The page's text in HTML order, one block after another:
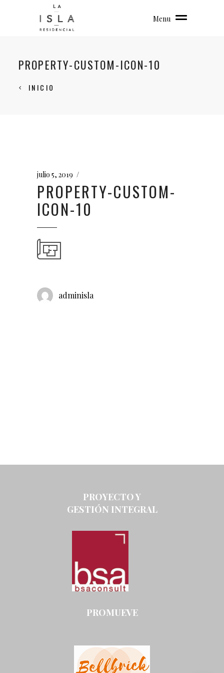
Menu
PROPERTY-CUSTOM-ICON-10
INICIO
julio 5, 2019
PROPERTY-CUSTOM-
ICON-10
adminisla
PROYECTO Y
GESTIÓN INTEGRAL
PROMUEVE